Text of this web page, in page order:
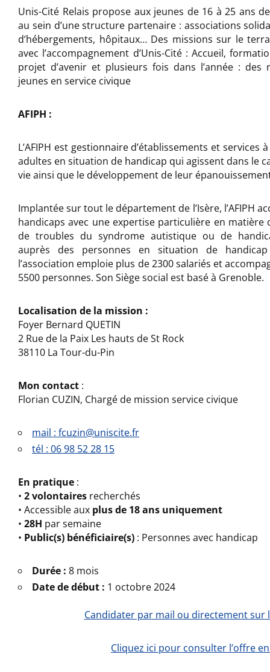
Unis-Cité Relais propose aux jeunes de 16 à 25 ans
au sein d’une structure partenaire : associations
d’hébergements, hôpitaux… Des missions sur le
avec l’accompagnement d’Unis-Cité : Accueil,
projet d’avenir et plusieurs fois dans l’année : des
jeunes en service civique
AFIPH :
L’AFIPH est gestionnaire d’établissements et services
adultes en situation de handicap qui agissent dans le
vie ainsi que le développement de leur
Implantée sur tout le département de l’Isère, l’AFIPH
handicaps avec une expertise particulière en matière
de troubles du syndrome autistique ou de
auprès des personnes en situation de
l’association emploie plus de 2300 salariés et
5500 personnes. Son Siège social est basé à Grenoble.
Localisation de la mission :
Foyer Bernard QUETIN
2 Rue de la Paix Les hauts de St Rock
38110 La Tour-du-Pin
Mon contact :
Florian CUZIN, Chargé de mission service civique
mail : fcuzin@uniscite.fr
tél : 06 98 52 28 15
En pratique :
• 2 volontaires recherchés
• Accessible aux plus de 18 ans uniquement
• 28H par semaine
• Public(s) bénéficiaire(s) : Personnes avec handicap
Durée : 8 mois
Date de début : 1 octobre 2024
Candidater par mail ou directement sur
Cliquez ici pour consulter l’offre